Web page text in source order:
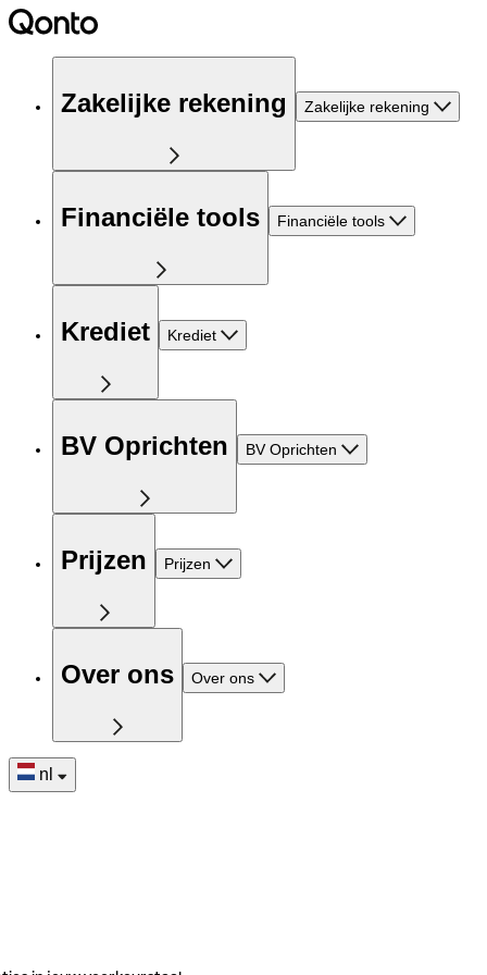
Zakelijke rekening Zakelijke rekening
Financiële tools Financiële tools
Krediet Krediet
BV Oprichten BV Oprichten
Prijzen Prijzen
Over ons Over ons
nl